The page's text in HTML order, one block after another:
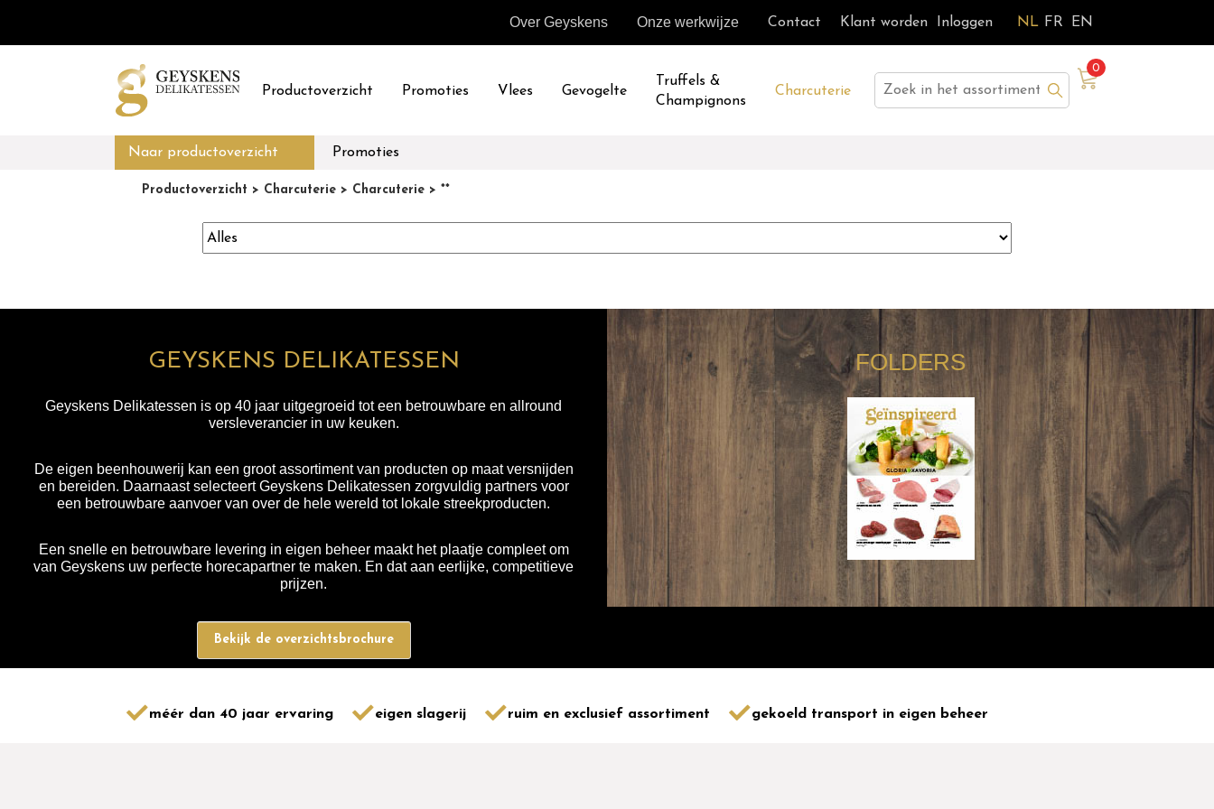
Over Geyskens Onze werkwijze Contact Klant worden Inloggen NL FR EN
Zoek
Productoverzicht Promoties Vlees Gevogelte
Truffels &
Champignons
Charcuterie
0
Naar productoverzicht Promoties
Productoverzicht > Charcuterie > Charcuterie > **
GEYSKENS DELIKATESSEN
Geyskens Delikatessen is op 40 jaar uitgegroeid tot een betrouwbare en allround
versleverancier in uw keuken.
De eigen beenhouwerij kan een groot assortiment van producten op maat versnijden
en bereiden. Daarnaast selecteert Geyskens Delikatessen zorgvuldig partners voor
een betrouwbare aanvoer van over de hele wereld tot lokale streekproducten.
Een snelle en betrouwbare levering in eigen beheer maakt het plaatje compleet om
van Geyskens uw perfecte horecapartner te maken. En dat aan eerlijke, competitieve
prijzen.
Bekijk de overzichtsbrochure
FOLDERS
méér dan 40 jaar ervaring eigen slagerij ruim en exclusief assortiment gekoeld transport in eigen beheer